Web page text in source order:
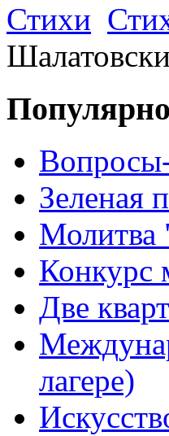
Стихи
Зеленая
Молитва
Конкурс
Две
лагере)